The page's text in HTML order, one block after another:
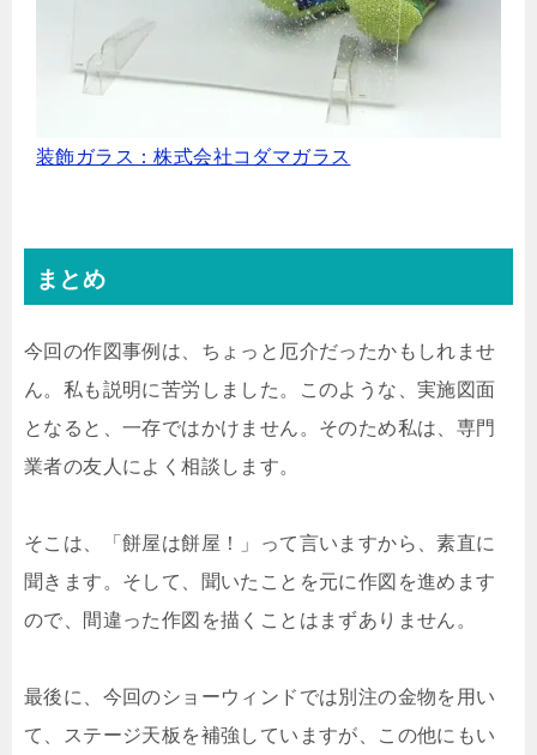
装飾ガラス：株式会社コダマガラス
まとめ
今回の作図事例は、ちょっと厄介だったかもしれませ
ん。私も説明に苦労しました。このような、実施図面
となると、一存ではかけません。そのため私は、専門
業者の友人によく相談します。
そこは、「餅屋は餅屋！」って言いますから、素直に
聞きます。そして、聞いたことを元に作図を進めます
ので、間違った作図を描くことはまずありません。
最後に、今回のショーウィンドでは別注の金物を用い
て、ステージ天板を補強していますが、この他にもい